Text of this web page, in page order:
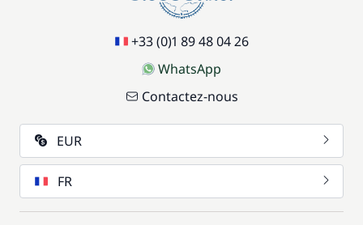
+33 (0)1 89 48 04 26
WhatsApp
Contactez-nous
EUR
FR